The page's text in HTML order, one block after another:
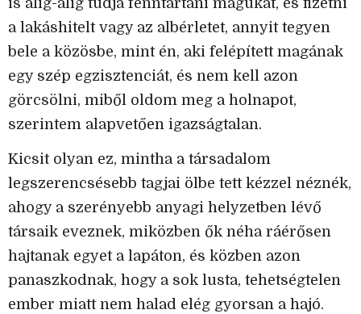
is alig-alig tudja fenntartani magukat, és fizetni
a lakáshitelt vagy az albérletet, annyit tegyen
bele a közösbe, mint én, aki felépített magának
egy szép egzisztenciát, és nem kell azon
görcsölni, miből oldom meg a holnapot,
szerintem alapvetően igazságtalan.
Kicsit olyan ez, mintha a társadalom
legszerencsésebb tagjai ölbe tett kézzel néznék,
ahogy a szerényebb anyagi helyzetben lévő
társaik eveznek, miközben ők néha ráérősen
hajtanak egyet a lapáton, és közben azon
panaszkodnak, hogy a sok lusta, tehetségtelen
ember miatt nem halad elég gyorsan a hajó.